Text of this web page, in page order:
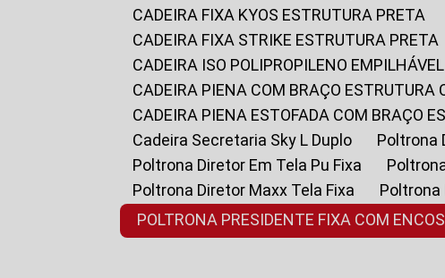
CADEIRA FIXA KYOS ESTRUTURA PRETA
CADEIRA FIXA STRIKE ESTRUTURA PRETA
CADEIRA ISO POLIPROPILENO
CADEIRA PIENA COM BRAÇO ESTRUTURA
CADEIRA PIENA ESTOFADA COM BRAÇO
Cadeira Secretaria Sky L Duplo
Poltrona Diretor Em Tela Pu Fixa
Poltrona Diretor Maxx Tela Fixa
POLTRONA PRESIDENTE FIXA COM